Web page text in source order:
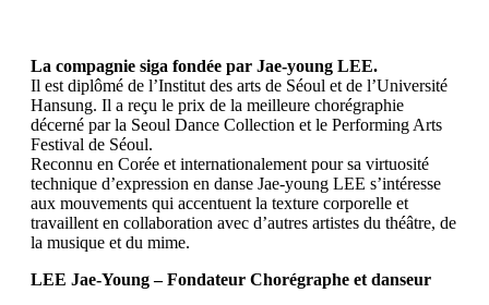
La compagnie siga fondée par Jae-young LEE.
Il est diplômé de l’Institut des arts de Séoul et de l’Université
Hansung. Il a reçu le prix de la meilleure chorégraphie
décerné par la Seoul Dance Collection et le Performing Arts
Festival de Séoul.
Reconnu en Corée et internationalement pour sa virtuosité
technique d’expression en danse Jae-young LEE s’intéresse
aux mouvements qui accentuent la texture corporelle et
travaillent en collaboration avec d’autres artistes du théâtre, de
la musique et du mime.
LEE Jae-Young – Fondateur Chorégraphe et danseur